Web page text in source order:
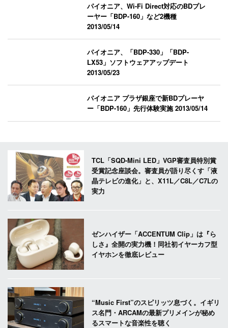
パイオニア、Wi-Fi Direct対応のBDプレ
ーヤー「BDP-160」など2機種
2013/05/14
パイオニア、「BDP-330」「BDP-
LX53」ソフトウェアアップデート
2013/05/23
パイオニア プラザ銀座で新BDプレーヤ
ー「BDP-160」先行体験実施2013/05/14
TCL「SQD-Mini LED」VGP審査員特別賞
受賞記念座談会。審査員が語り尽くす「液
晶テレビの進化」と、X11L／C8L／C7Lの
実力
ゼンハイザー「ACCENTUM Clip」は『ら
しさ』全開の実力機！同社初イヤーカフ型
イヤホンを徹底レビュー
“Music First”のスピリッツ息づく。イギリ
ス名門・ARCAMの最新プリメインが秘め
るスマートな音楽性を聴く